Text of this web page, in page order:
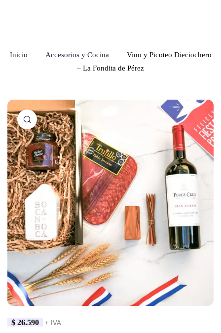
Inicio Accesorios y Cocina
Vino y Picoteo Dieciochero
– La Fondita de Pérez
Click to enlarge
$ 26.590 + IVA